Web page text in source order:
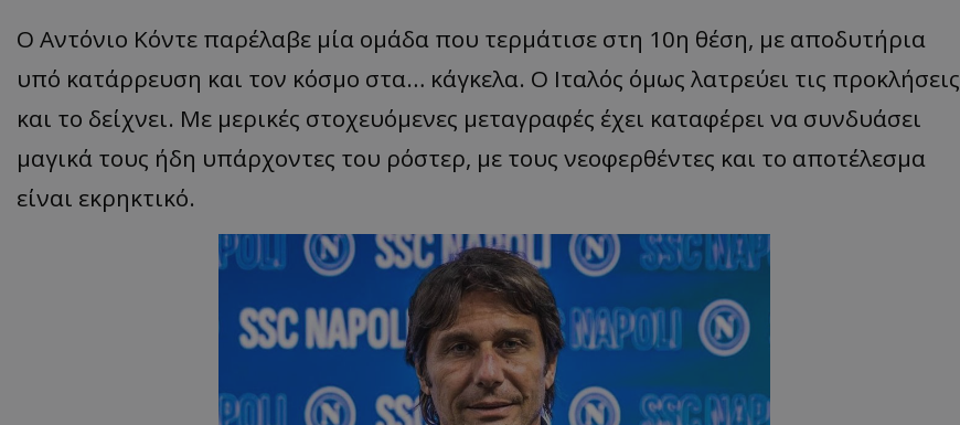
Ο Αντόνιο Κόντε παρέλαβε μία ομάδα που τερμάτισε στη 10η θέση, με αποδυτήρια
υπό κατάρρευση και τον κόσμο στα… κάγκελα. Ο Ιταλός όμως λατρεύει τις προκλήσεις
και το δείχνει. Με μερικές στοχευόμενες μεταγραφές έχει καταφέρει να συνδυάσει
μαγικά τους ήδη υπάρχοντες του ρόστερ, με τους νεοφερθέντες και το αποτέλεσμα
είναι εκρηκτικό.